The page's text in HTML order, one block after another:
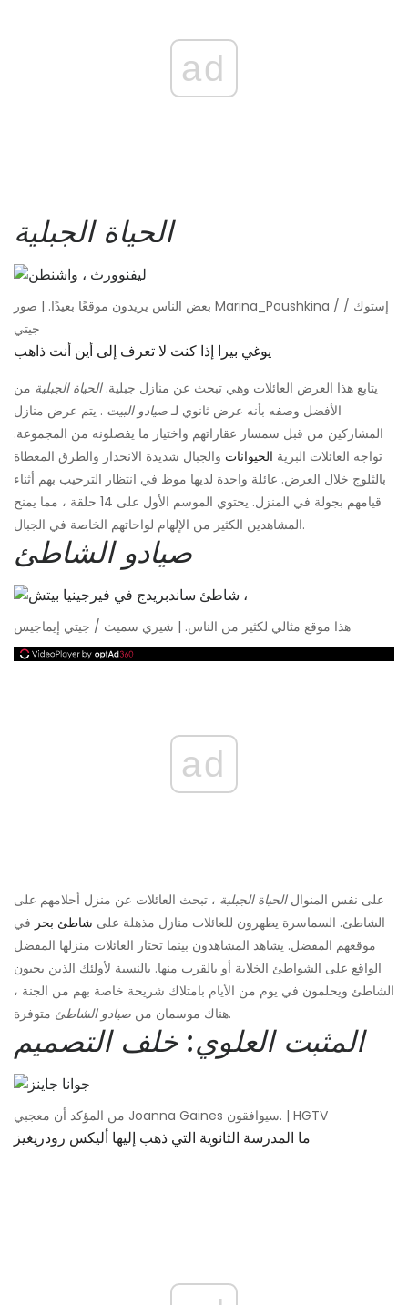
ad
الحياة الجبلية
بعض الناس يريدون موقعًا بعيدًا. | صور Marina_Poushkina / إستوك /
جيتي
يوغي بيرا إذا كنت لا تعرف إلى أين أنت ذاهب
يتابع هذا العرض العائلات وهي تبحث عن منازل جبلية.الحياة الجبلية من
الأفضل وصفه بأنه عرض ثانوي لـ صيادو البيت . يتم عرض منازل
المشاركين من قبل سمسار عقاراتهم واختيار ما يفضلونه من المجموعة.
تواجه العائلات البرية الحيوانات والجبال شديدة الانحدار والطرق المغطاة
بالثلوج خلال العرض. عائلة واحدة لديها موظ في انتظار الترحيب بهم أثناء
قيامهم بجولة في المنزل. يحتوي الموسم الأول على 14 حلقة ، مما يمنح
المشاهدين الكثير من الإلهام لواحاتهم الخاصة في الجبال.
صيادو الشاطئ
هذا موقع مثالي لكثير من الناس. | شيري سميث / جيتي إيماجيس
ad
على نفس المنوالالحياة الجبلية ، تبحث العائلات عن منزل أحلامهم على
الشاطئ. السماسرة يظهرون للعائلات منازل مذهلة على شاطئ بحر في
موقعهم المفضل. يشاهد المشاهدون بينما تختار العائلات منزلها المفضل
الواقع على الشواطئ الخلابة أو بالقرب منها. بالنسبة لأولئك الذين يحبون
الشاطئ ويحلمون في يوم من الأيام بامتلاك شريحة خاصة بهم من الجنة ،
هناك موسمان من صيادو الشاطئ متوفرة.
المثبت العلوي: خلف التصميم
من المؤكد أن معجبي Joanna Gaines سيوافقون. | HGTV
ما المدرسة الثانوية التي ذهب إليها أليكس رودريغيز